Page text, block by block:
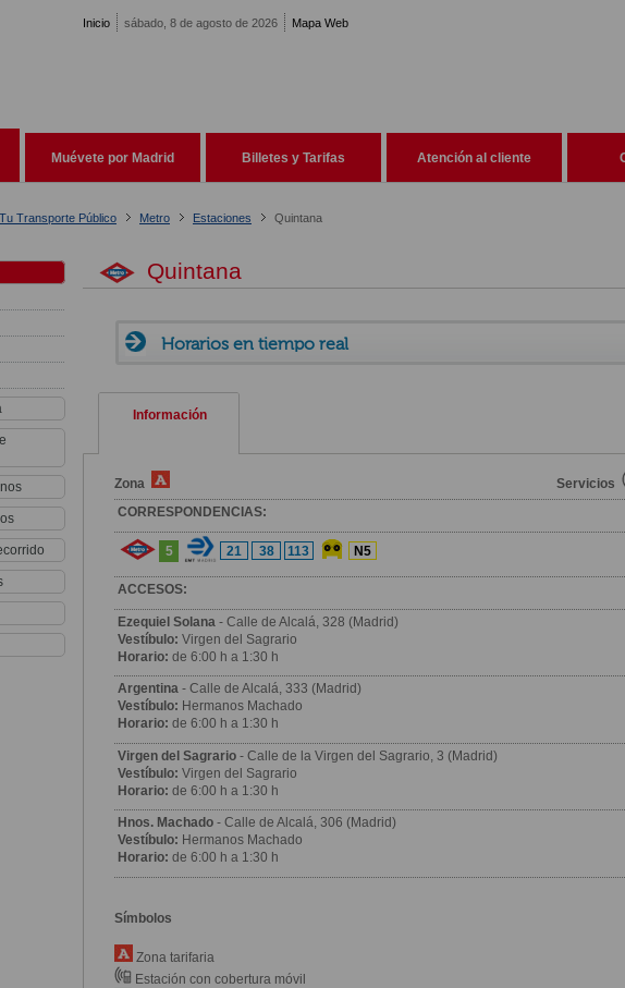
Inicio sábado, 8 de agosto de 2026 Mapa Web
Muévete por Madrid Billetes y Tarifas Atención al cliente
Tu Transporte Público Metro Estaciones Quintana
Quintana
Horarios en tiempo real
Información
Zona
Servicios
CORRESPONDENCIAS:
5 21 38 113 N5
ACCESOS:
Ezequiel Solana - Calle de Alcalá, 328 (Madrid)
Vestíbulo: Virgen del Sagrario
Horario: de 6:00 h a 1:30 h
Argentina - Calle de Alcalá, 333 (Madrid)
Vestíbulo: Hermanos Machado
Horario: de 6:00 h a 1:30 h
Virgen del Sagrario - Calle de la Virgen del Sagrario, 3 (Madrid)
Vestíbulo: Virgen del Sagrario
Horario: de 6:00 h a 1:30 h
Hnos. Machado - Calle de Alcalá, 306 (Madrid)
Vestíbulo: Hermanos Machado
Horario: de 6:00 h a 1:30 h
Símbolos
Zona tarifaria
Estación con cobertura móvil